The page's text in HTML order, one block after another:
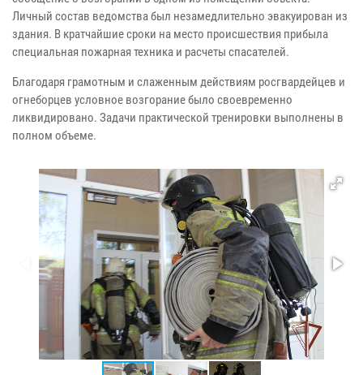
Личный состав ведомства был незамедлительно эвакуирован из
здания. В кратчайшие сроки на место происшествия прибыла
специальная пожарная техника и расчеты спасателей.
Благодаря грамотным и слаженным действиям росгвардейцев и
огнеборцев условное возгорание было своевременно
ликвидировано. Задачи практической тренировки выполнены в
полном объеме.